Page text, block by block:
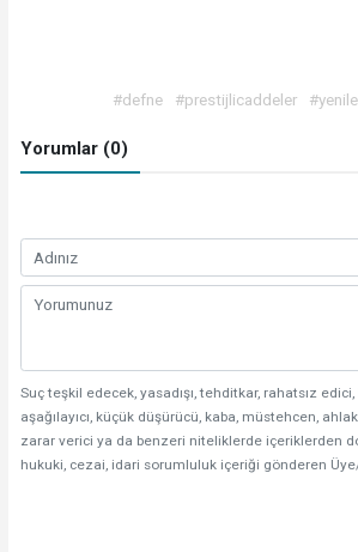
#defne #prestijlicaddeler
Yorumlar (0)
Suç teşkil edecek, yasadışı, tehditkar, rahatsız
aşağılayıcı, küçük düşürücü, kaba, müstehcen,
zarar verici ya da benzeri niteliklerde içeriklerden
hukuki, cezai, idari sorumluluk içeriği gönderen